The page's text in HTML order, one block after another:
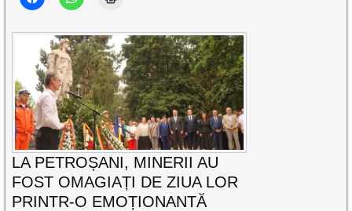
LA PETROȘANI, MINERII AU
FOST OMAGIAȚI DE ZIUA LOR
PRINTR-O EMOȚIONANTĂ